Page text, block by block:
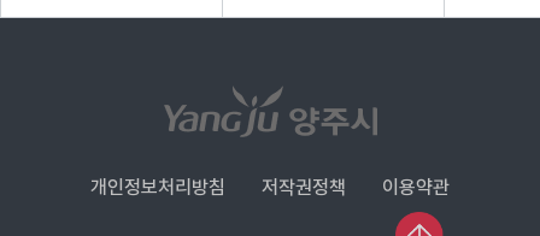
개인정보처리방침 저작권정책 이용약관